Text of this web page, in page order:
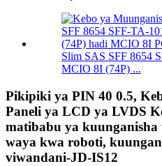
Slim SAS SFF 8654
MCIO 8I (74P) ...
Pikipiki ya PIN 40 0.5,
Paneli ya LCD ya LVDS
matibabu ya kuunganisha
waya kwa roboti,
viwandani-JD-IS12